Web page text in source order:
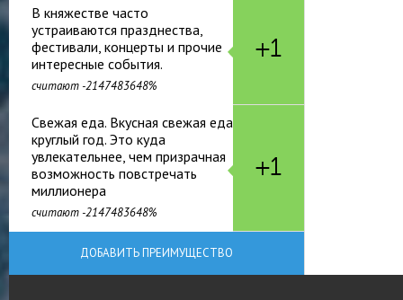
В княжестве часто
устраиваются празднества,
фестивали, концерты и прочие
интересные события.
считают -2147483648%
+1
Свежая еда. Вкусная свежая еда
круглый год. Это куда
увлекательнее, чем призрачная
возможность повстречать
миллионера
считают -2147483648%
+1
ДОБАВИТЬ ПРЕИМУЩЕСТВО